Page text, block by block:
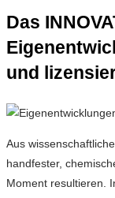
Das
und
Aus
handfester,
Moment resultieren.